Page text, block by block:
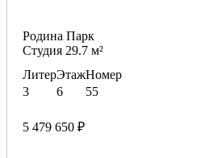
Родина Парк
Студия 29.7 м²
Литер
3
Этаж
6
Номер
55
5 479 650 ₽